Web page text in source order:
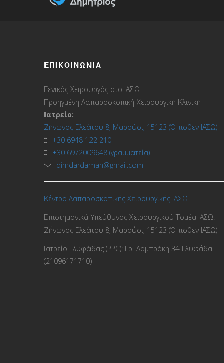
ΕΠΙΚΟΙΝΩΝΊΑ
Γενικός Χειρουργός στο ΙΑΣΩ
Προηγμένη Λαπαροσκοπική Χειρουργική Κλινική
Ιατρείο:
Ζήνωνος Ελεάτου 8, Μαρούσι, 15123 (Όπισθεν ΙΑΣΩ)
+30 6948 122 210
+30 6972009648 (γραμματεία)
dimdardaman@gmail.com
Κέντρο Λαπαροσκοπικής Χειρουργικής ΙΑΣΩ
Επιστημονικά Υπεύθυνος Χειρουργικού Τομέα ΙΑΣΩ:
Ζήνωνος Ελεάτου 8, Μαρούσι, 15123 (Όπισθεν ΙΑΣΩ)
Ιατρείο Γλυφάδας (PPC): Γρ. Λαμπράκη 34 Γλυφάδα
(21096171710)